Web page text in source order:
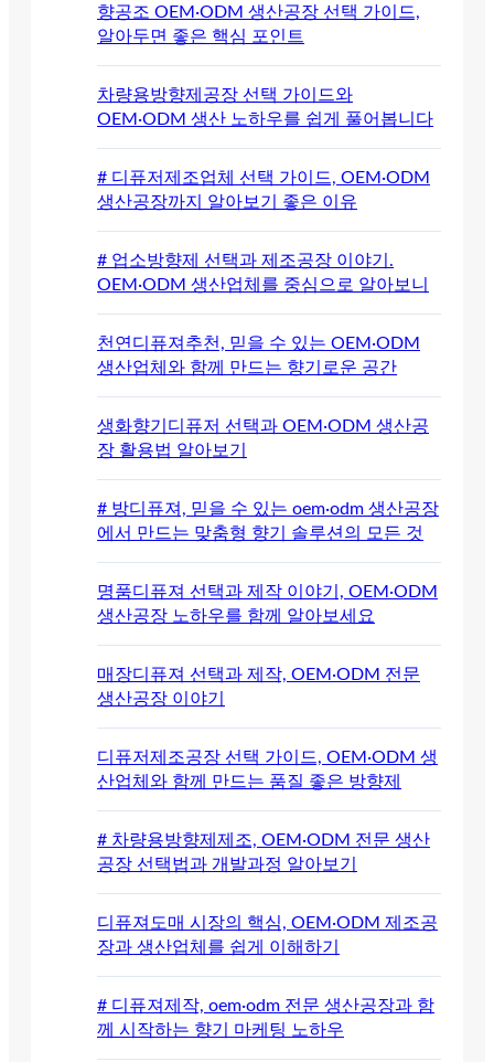
향공조 OEM·ODM 생산공장 선택 가이드,
알아두면 좋은 핵심 포인트
차량용방향제공장 선택 가이드와
OEM·ODM 생산 노하우를 쉽게 풀어봅니다
# 디퓨저제조업체 선택 가이드, OEM·ODM
생산공장까지 알아보기 좋은 이유
# 업소방향제 선택과 제조공장 이야기.
OEM·ODM 생산업체를 중심으로 알아보니
천연디퓨져추천, 믿을 수 있는 OEM·ODM
생산업체와 함께 만드는 향기로운 공간
생화향기디퓨저 선택과 OEM·ODM 생산공
장 활용법 알아보기
# 방디퓨져, 믿을 수 있는 oem·odm 생산공장
에서 만드는 맞춤형 향기 솔루션의 모든 것
명품디퓨져 선택과 제작 이야기, OEM·ODM
생산공장 노하우를 함께 알아보세요
매장디퓨져 선택과 제작, OEM·ODM 전문
생산공장 이야기
디퓨저제조공장 선택 가이드, OEM·ODM 생
산업체와 함께 만드는 품질 좋은 방향제
# 차량용방향제제조, OEM·ODM 전문 생산
공장 선택법과 개발과정 알아보기
디퓨져도매 시장의 핵심, OEM·ODM 제조공
장과 생산업체를 쉽게 이해하기
# 디퓨져제작, oem·odm 전문 생산공장과 함
께 시작하는 향기 마케팅 노하우